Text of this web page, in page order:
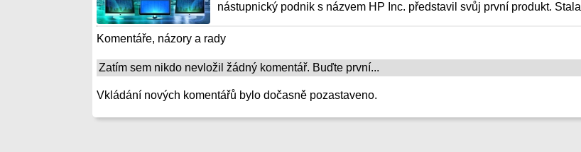
nástupnický podnik s názvem HP Inc. představil svůj první produkt.
Komentáře, názory a rady
Zatím sem nikdo nevložil žádný komentář. Buďte první...
Vkládání nových komentářů bylo dočasně pozastaveno.